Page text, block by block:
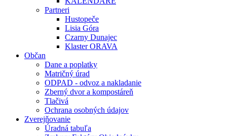
Partneri
Hustopeče
Lisia Góra
Czarny Dunajec
Klaster ORAVA
Občan
Dane a poplatky
Matričný úrad
ODPAD - odvoz a nakladanie
Zberný dvor a kompostáreň
Tlačivá
Ochrana osobných údajov
Zverejňovanie
Úradná tabuľa